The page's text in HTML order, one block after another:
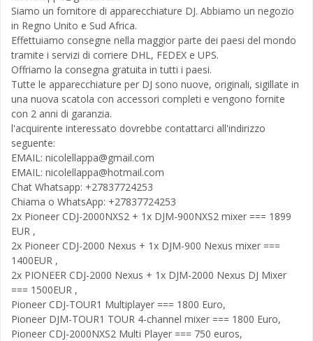
Siamo un fornitore di apparecchiature DJ. Abbiamo un negozio
in Regno Unito e Sud Africa.
Effettuiamo consegne nella maggior parte dei paesi del mondo
tramite i servizi di corriere DHL, FEDEX e UPS.
Offriamo la consegna gratuita in tutti i paesi.
Tutte le apparecchiature per DJ sono nuove, originali, sigillate in
una nuova scatola con accessori completi e vengono fornite
con 2 anni di garanzia.
l'acquirente interessato dovrebbe contattarci all'indirizzo
seguente:
EMAIL: nicolellappa@gmail.com
EMAIL: nicolellappa@hotmail.com
Chat Whatsapp: +27837724253
Chiama o WhatsApp: +27837724253
2x Pioneer CDJ-2000NXS2 + 1x DJM-900NXS2 mixer === 1899
EUR ,
2x Pioneer CDJ-2000 Nexus + 1x DJM-900 Nexus mixer ===
1400EUR ,
2x PIONEER CDJ-2000 Nexus + 1x DJM-2000 Nexus DJ Mixer
=== 1500EUR ,
Pioneer CDJ-TOUR1 Multiplayer === 1800 Euro,
Pioneer DJM-TOUR1 TOUR 4-channel mixer === 1800 Euro,
Pioneer CDJ-2000NXS2 Multi Player === 750 euros,